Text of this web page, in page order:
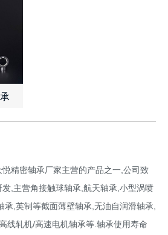
精密轴承厂家主营的产品之一,公司致
,主营角接触球轴承,航天轴承,小型涡喷
承,英制等截面薄壁轴承,无油自润滑轴承,
线轧机/高速电机轴承等.轴承使用寿命